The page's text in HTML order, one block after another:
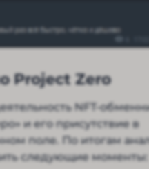
Project Zero
NFT-
и его присутствие в
поле. По итогам
следующие моменты: